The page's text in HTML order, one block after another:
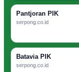
Pantjoran PIK
serpong.co.id
Batavia PIK
serpong.co.id